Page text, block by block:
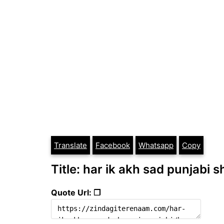
Translate Facebook Whatsapp Copy
Title: har ik akh sad punjabi
Quote Url: ❐